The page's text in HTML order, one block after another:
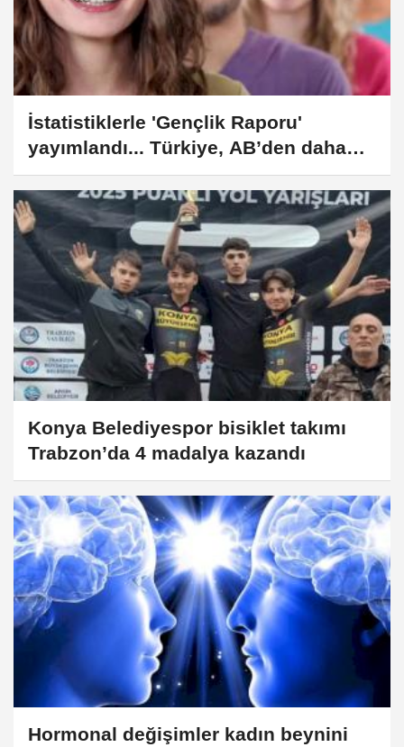
İstatistiklerle 'Gençlik Raporu'
yayımlandı... Türkiye, AB’den daha
genç!
Konya Belediyespor bisiklet takımı
Trabzon’da 4 madalya kazandı
Hormonal değişimler kadın beynini